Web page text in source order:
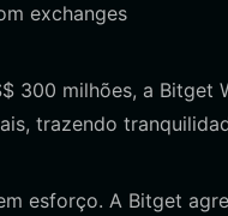
exchanges
300 milhões, a Bitget
trazendo
esforço. A Bitget